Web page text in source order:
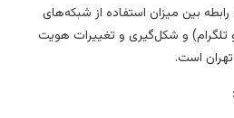
بین میزان استفاده از شبکه‌های
و تلگرام) و شکل‌گیری و تغییرات هویت
است.